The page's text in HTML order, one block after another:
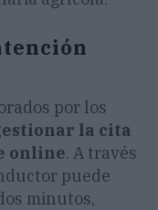
por los
la cita
online. A través
puede
minutos,